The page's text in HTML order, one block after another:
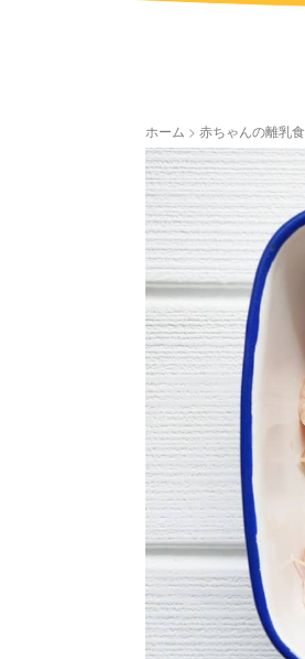
ホーム > 赤ちゃんの離乳食